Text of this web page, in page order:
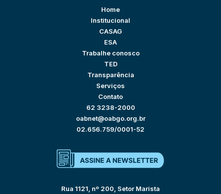
Home
Institucional
CASAG
ESA
Trabalhe conosco
TED
Transparência
Serviços
Contato
62 3238-2000
oabnet@oabgo.org.br
02.656.759/0001-52
Rua 1121, nº 200, Setor Marista